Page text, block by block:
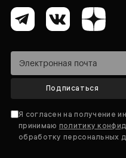
Подписаться
Я согласен на получение
принимаю политику
обработку персональных